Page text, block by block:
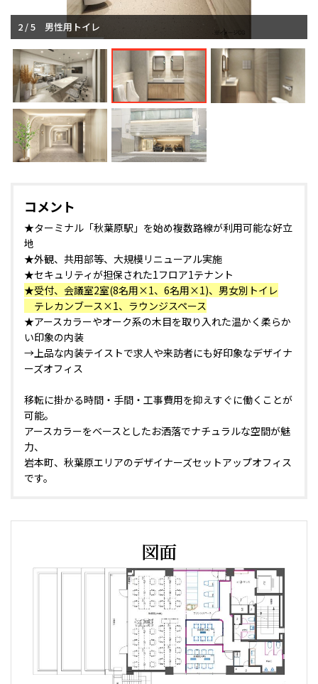
2 / 5 男性用トイレ
コメント
★ターミナル「秋葉原駅」を始め複数路線が利用可能な好立
地
★外観、共用部等、大規模リニューアル実施
★セキュリティが担保された1フロア1テナント
★受付、会議室2室(8名用×1、6名用×1)、男女別トイレ
テレカンブース×1、ラウンジスペース
★アースカラーやオーク系の木目を取り入れた温かく柔らか
い印象の内装
→上品な内装テイストで求人や来訪者にも好印象なデザイナ
ーズオフィス
移転に掛かる時間・手間・工事費用を抑えすぐに働くことが
可能。
アースカラーをベースとしたお洒落でナチュラルな空間が魅
力、
岩本町、秋葉原エリアのデザイナーズセットアップオフィス
です。
図面